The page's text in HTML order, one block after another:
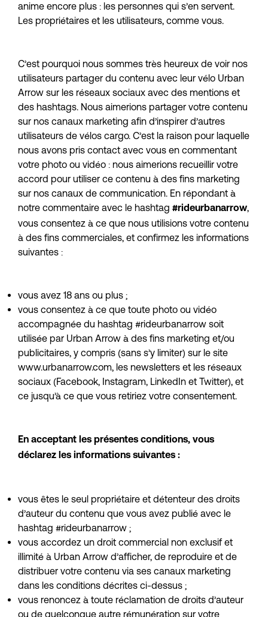
anime encore plus : les personnes qui s’en servent.
Les propriétaires et les utilisateurs, comme vous.
C’est pourquoi nous sommes très heureux de voir nos
utilisateurs partager du contenu avec leur vélo Urban
Arrow sur les réseaux sociaux avec des mentions et
des hashtags. Nous aimerions partager votre contenu
sur nos canaux marketing afin d’inspirer d’autres
utilisateurs de vélos cargo. C’est la raison pour laquelle
nous avons pris contact avec vous en commentant
votre photo ou vidéo : nous aimerions recueillir votre
accord pour utiliser ce contenu à des fins marketing
sur nos canaux de communication. En répondant à
notre commentaire avec le hashtag #rideurbanarrow,
vous consentez à ce que nous utilisions votre contenu
à des fins commerciales, et confirmez les informations
suivantes :
vous avez 18 ans ou plus ;
vous consentez à ce que toute photo ou vidéo
accompagnée du hashtag #rideurbanarrow soit
utilisée par Urban Arrow à des fins marketing et/ou
publicitaires, y compris (sans s’y limiter) sur le site
www.urbanarrow.com, les newsletters et les réseaux
sociaux (Facebook, Instagram, LinkedIn et Twitter), et
ce jusqu’à ce que vous retiriez votre consentement.
En acceptant les présentes conditions, vous
déclarez les informations suivantes :
vous êtes le seul propriétaire et détenteur des droits
d’auteur du contenu que vous avez publié avec le
hashtag #rideurbanarrow ;
vous accordez un droit commercial non exclusif et
illimité à Urban Arrow d’afficher, de reproduire et de
distribuer votre contenu via ses canaux marketing
dans les conditions décrites ci-dessus ;
vous renoncez à toute réclamation de droits d’auteur
ou de quelconque autre rémunération sur votre